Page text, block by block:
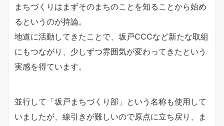
まちづくりはまずそのまちのことを知ることから始め
るというのが持論。
地道に活動してきたことで、坂戸CCCなど新たな取組
にもつながり、少しずつ雰囲気が変わってきたという
実感を得ています。
並行して「坂戸まちづくり部」という名称も使用して
いましたが、線引きが難しいので原点に立ち戻り、ま